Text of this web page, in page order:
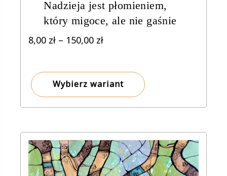
Nadzieja jest płomieniem,
który migoce, ale nie gaśnie
8,00 zł – 150,00 złZakres
8,00 zł
do
Wybierz wariant